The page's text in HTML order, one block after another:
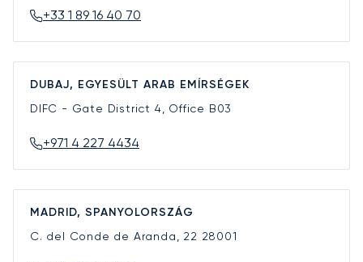
+33 1 89 16 40 70
DUBAJ, EGYESÜLT ARAB EMÍRSÉGEK
DIFC - Gate District 4, Office B03
+971 4 227 4434
MADRID, SPANYOLORSZÁG
C. del Conde de Aranda, 22 28001